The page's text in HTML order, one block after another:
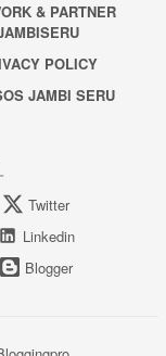
& PARTNER
POLICY
JAMBI SERU
Twitter
Linkedin
Blogger